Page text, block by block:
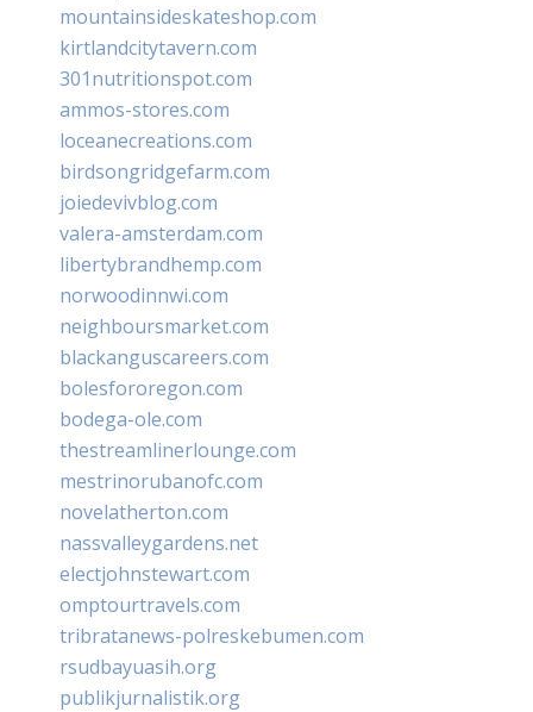
mountainsideskateshop.com
kirtlandcitytavern.com
301nutritionspot.com
ammos-stores.com
loceanecreations.com
birdsongridgefarm.com
joiedevivblog.com
valera-amsterdam.com
libertybrandhemp.com
norwoodinnwi.com
neighboursmarket.com
blackanguscareers.com
bolesfororegon.com
bodega-ole.com
thestreamlinerlounge.com
mestrinorubanofc.com
novelatherton.com
nassvalleygardens.net
electjohnstewart.com
omptourtravels.com
tribratanews-polreskebumen.com
rsudbayuasih.org
publikjurnalistik.org